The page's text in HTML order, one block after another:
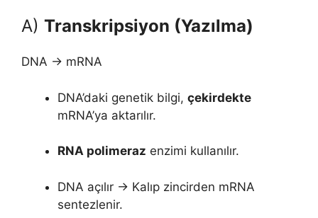
A) Transkripsiyon (Yazılma)
DNA → mRNA
DNA’daki genetik bilgi, çekirdekte
mRNA’ya aktarılır.
RNA polimeraz enzimi kullanılır.
DNA açılır → Kalıp zincirden mRNA
sentezlenir.